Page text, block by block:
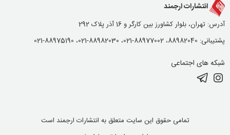
انتشارات ارجمند
آدرس: تهران، بلوار کشاورز بین کارگر و 16 آذر پلاک 292
پشتیبانی: 88982040، 88977002-021، 88982030-021، 88975190-021
شبکه های اجتماعی
تمامی حقوق این سایت متعلق به انتشارات ارجمند است